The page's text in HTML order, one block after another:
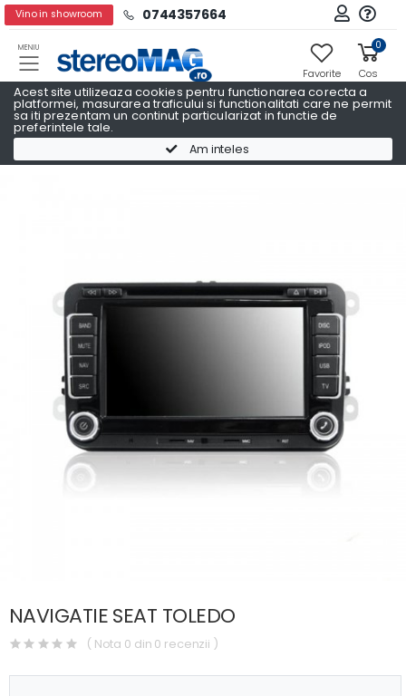
Acest site utilizeaza cookies pentru functionarea corecta a
platformei, masurarea traficului si functionalitati care ne permit
sa iti prezentam un continut particularizat in functie de
preferintele tale.
Am inteles
Vino in showroom 0744357664
MENIU
Favorite
0
Cos
Navigatii Auto Dedicate Navigatii Auto Dedicate SEAT
NAVIGATIE SEAT TOLEDO
( Nota 0 din 0 recenzii )